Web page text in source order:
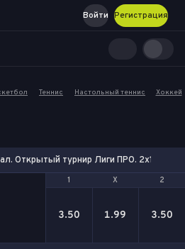
Регистрация
Войти
Теннис Настольный теннис Хоккей
Открытый турнир Лиги ПРО. 2х10 мин.
1 Х 2
1 Х 2
3.50 1.99 3.50